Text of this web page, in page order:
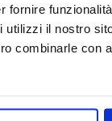
il nostro
combinarle con